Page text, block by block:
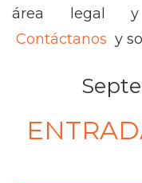
área legal y
Contáctanos y